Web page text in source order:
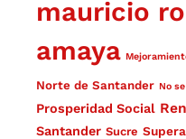
mauricio
amaya
Norte de Santander No
Prosperidad Social
Santander Sucre